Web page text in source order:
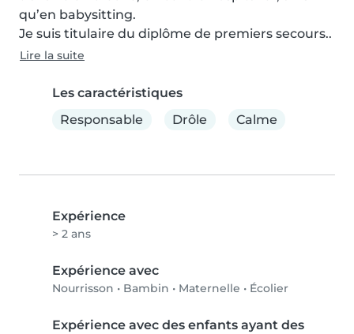
qu’en babysitting.
Je suis titulaire du diplôme de premiers secours..
Lire la suite
Les caractéristiques
Responsable
Drôle Calme
Expérience
> 2 ans
Expérience avec
Nourrisson • Bambin • Maternelle • Écolier
Expérience avec des enfants ayant des